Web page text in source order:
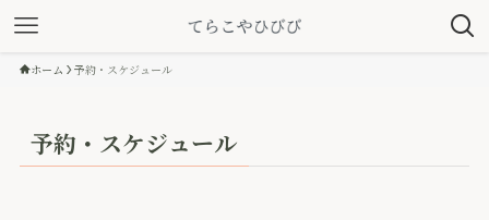
ホーム 予約・スケジュール
予約・スケジュール